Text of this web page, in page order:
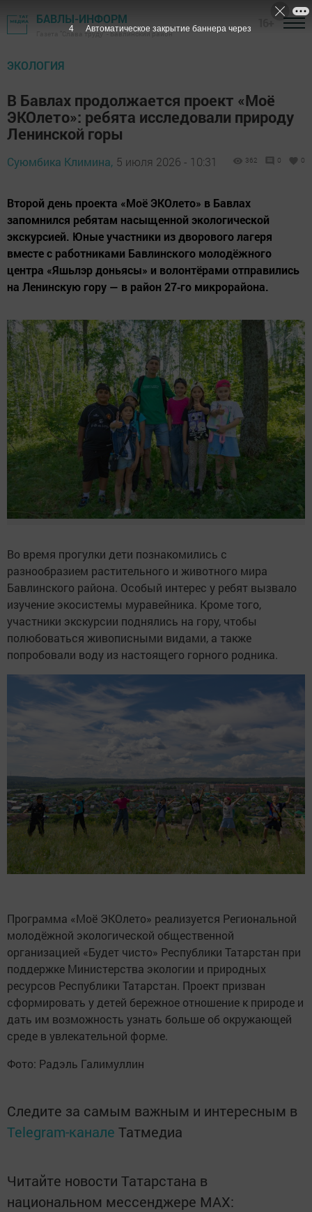
БАВЛЫ-ИНФОРМ
Газета "Слава труду" - Бавлинский район
ЭКОЛОГИЯ
В Бавлах продолжается проект «Моё
ЭКОлето»: ребята исследовали природу
Ленинской горы
Суюмбика Климина, 5 июля 2026 - 10:31 362 0 0
Второй день проекта «Моё ЭКОлето» в Бавлах
запомнился ребятам насыщенной экологической
экскурсией. Юные участники из дворового лагеря
вместе с работниками Бавлинского молодёжного
центра «Яшьлэр доньясы» и волонтёрами отправились
на Ленинскую гору — в район 27‑го микрорайона.
Во время прогулки дети познакомились с
разнообразием растительного и животного мира
Бавлинского района. Особый интерес у ребят вызвало
изучение экосистемы муравейника. Кроме того,
участники экскурсии поднялись на гору, чтобы
полюбоваться живописными видами, а также
попробовали воду из настоящего горного родника.
Программа «Моё ЭКОлето» реализуется Региональной
молодёжной экологической общественной
организацией «Будет чисто» Республики Татарстан при
поддержке Министерства экологии и природных
ресурсов Республики Татарстан. Проект призван
сформировать у детей бережное отношение к природе и
дать им возможность узнать больше об окружающей
среде в увлекательной форме.
Фото: Радэль Галимуллин
Следите за самым важным и интересным в
Telegram-канале Татмедиа
Читайте новости Татарстана в
национальном мессенджере MАХ:
3 Автоматическое закрытие баннера через